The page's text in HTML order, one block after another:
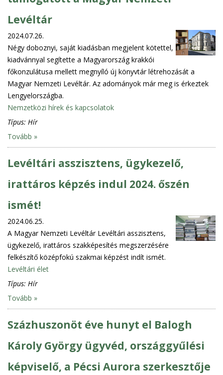
Levéltár
2024.07.26.
Négy doboznyi, saját kiadásban megjelent kötettel,
kiadvánnyal segítette a Magyarország krakkói
főkonzulátusa mellett megnyíló új könyvtár létrehozását a
Magyar Nemzeti Levéltár. Az adományok már meg is érkeztek
Lengyelországba.
Nemzetközi hírek és kapcsolatok
Típus: Hír
Tovább »
Levéltári asszisztens, ügykezelő,
irattáros képzés indul 2024. őszén
ismét!
2024.06.25.
A Magyar Nemzeti Levéltár Levéltári asszisztens,
ügykezelő, irattáros szakképesítés megszerzésére
felkészítő középfokú szakmai képzést indít ismét.
Levéltári élet
Típus: Hír
Tovább »
Százhuszonöt éve hunyt el Balogh
Károly György ügyvéd, országgyűlési
képviselő, a Pécsi Aurora szerkesztője